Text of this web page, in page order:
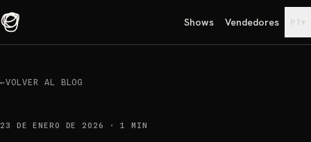
Shows Vendedores PT▾
←VOLVER AL BLOG
23 DE ENERO DE 2026 ·1 MIN